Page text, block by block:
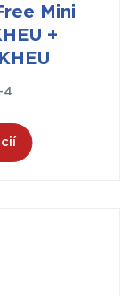
Mini
+
4